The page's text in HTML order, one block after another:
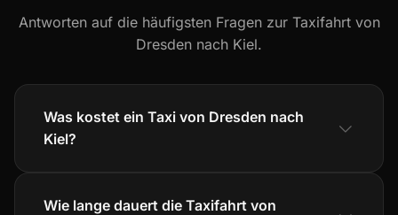
Antworten auf die häufigsten Fragen zur Taxifahrt von
Dresden nach Kiel.
Was kostet ein Taxi von Dresden nach
Kiel?
Wie lange dauert die Taxifahrt von